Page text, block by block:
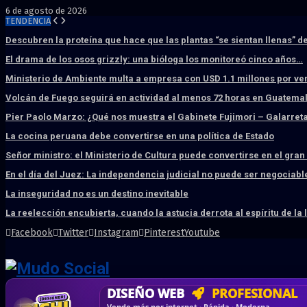
6 de agosto de 2026
TENDENCIA
Descubren la proteína que hace que las plantas “se sientan llenas”
El drama de los osos grizzly: una bióloga los monitoreó cinco años…
Ministerio de Ambiente multa a empresa con USD 1.1 millones por
Volcán de Fuego seguirá en actividad al menos 72 horas en
Pier Paolo Marzo: ¿Qué nos muestra el Gabinete Fujimori –
La cocina peruana debe convertirse en una política de Estado
Señor ministro: el Ministerio de Cultura puede convertirse en el
En el día del Juez: La independencia judicial no puede ser
La inseguridad no es un destino inevitable
La reelección encubierta, cuando la astucia derrota al espíritu de la
Facebook Twitter Instagram PinterestYoutube
HOSTING SSD SÚPER RÁPIDO
DISEÑO WEB PROFESIONAL
CRM & DASHBOARD A MEDIDA
CORREO CORPORATIVO